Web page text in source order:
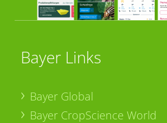
Bayer Links
Bayer Global
Bayer CropScience World